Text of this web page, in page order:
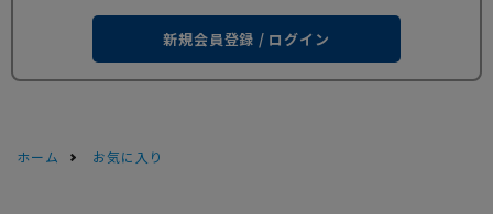
新規会員登録 / ログイン
ホーム お気に入り